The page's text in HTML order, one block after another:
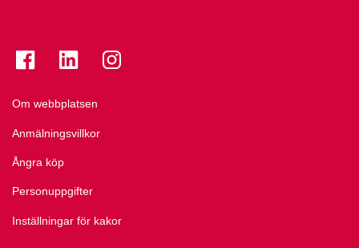
Om webbplatsen
Anmälningsvillkor
Ångra köp
Personuppgifter
Inställningar för kakor
Se folkuniversitetet på Facebook
Se folkuniversitetet på LinkedIn